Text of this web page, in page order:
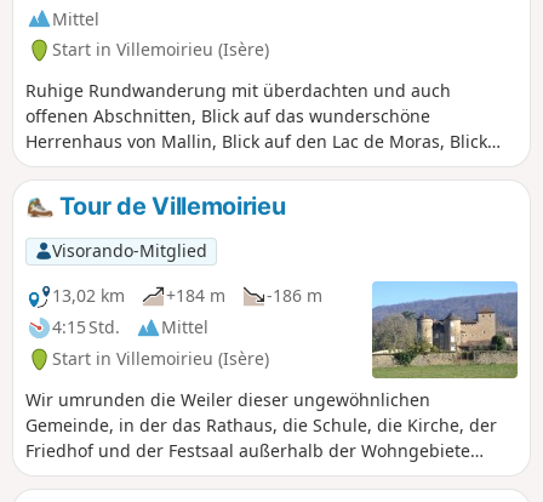
Mittel
Start in Villemoirieu (Isère)
Ruhige Rundwanderung mit überdachten und auch
offenen Abschnitten, Blick auf das wunderschöne
Herrenhaus von Mallin, Blick auf den Lac de Moras, Blick
auf die Alpen, Durchquerung von Weilern mit alten
Steinhäusern, in einer Höhle versteckte Quelle.
Tour de Villemoirieu
Visorando-Mitglied
13,02 km
+184 m
-186 m
4:15 Std.
Mittel
Start in Villemoirieu (Isère)
Wir umrunden die Weiler dieser ungewöhnlichen
Gemeinde, in der das Rathaus, die Schule, die Kirche, der
Friedhof und der Festsaal außerhalb der Wohngebiete
liegen. Wir entdecken einige Schlösser, einen Brotbackofen